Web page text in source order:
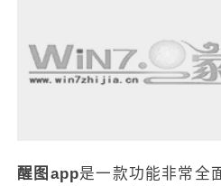
醒图app是一款功能非常全